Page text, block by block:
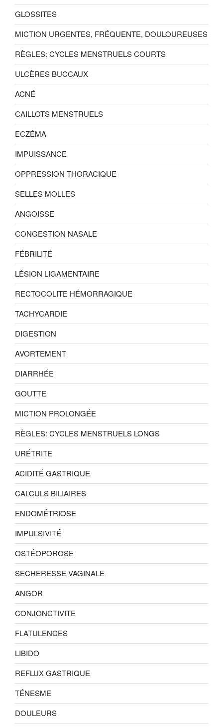
GLOSSITES
MICTION URGENTES, FRÉQUENTE, DOULOUREUSES
RÈGLES: CYCLES MENSTRUELS COURTS
ULCÈRES BUCCAUX
ACNÉ
CAILLOTS MENSTRUELS
ECZÉMA
IMPUISSANCE
OPPRESSION THORACIQUE
SELLES MOLLES
ANGOISSE
CONGESTION NASALE
FÉBRILITÉ
LÉSION LIGAMENTAIRE
RECTOCOLITE HÉMORRAGIQUE
TACHYCARDIE
DIGESTION
AVORTEMENT
DIARRHÉE
GOUTTE
MICTION PROLONGÉE
RÈGLES: CYCLES MENSTRUELS LONGS
URÉTRITE
ACIDITÉ GASTRIQUE
CALCULS BILIAIRES
ENDOMÉTRIOSE
IMPULSIVITÉ
OSTÉOPOROSE
SECHERESSE VAGINALE
ANGOR
CONJONCTIVITE
FLATULENCES
LIBIDO
REFLUX GASTRIQUE
TÉNESME
DOULEURS